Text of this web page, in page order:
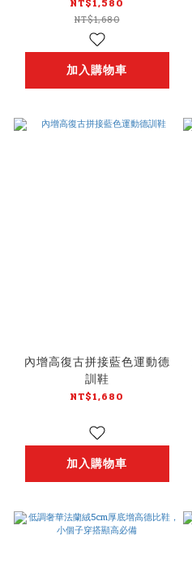
NT$1,580
NT$1,680
加入購物車
內增高復古拼接藍色運動德
訓鞋
NT$1,680
加入購物車